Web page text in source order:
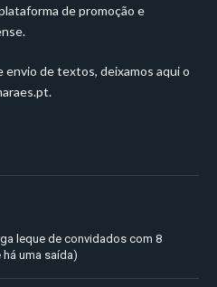
de promoção e
envio de textos, deixamos aqui o
.
leque de convidados com 8
uma saída)